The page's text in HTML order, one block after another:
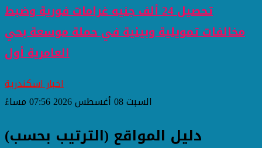
تحصيل 24 ألف جنيه غرامات فورية وضبط
مخالفات تمويلية وبيئية في حملة موسعة بحي
العامرية أول
اخبار اسكندرية
السبت 08 أغسطس 2026 07:56 مساءً
دليل المواقع (الترتيب بحسب)